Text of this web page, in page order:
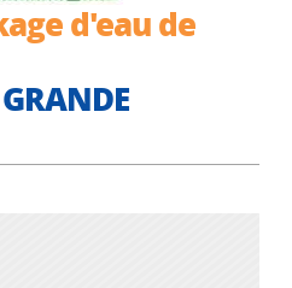
d'eau de